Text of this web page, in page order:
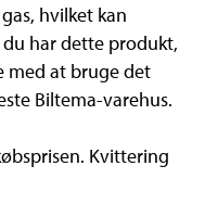
hvilket kan
har dette produkt,
med at bruge det
Biltema-varehus.
Kvittering